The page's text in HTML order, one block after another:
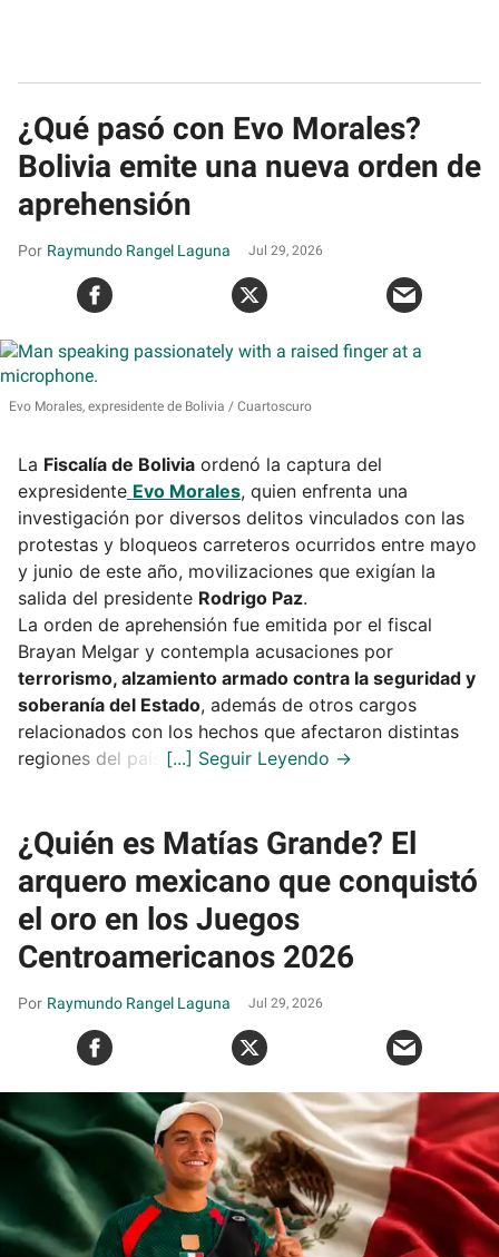
¿Qué pasó con Evo Morales?
Bolivia emite una nueva orden de
aprehensión
Raymundo Rangel Laguna Jul 29, 2026
Evo Morales, expresidente de Bolivia Cuartoscuro
La Fiscalía de Bolivia ordenó la captura del
expresidente Evo Morales, quien enfrenta una
investigación por diversos delitos vinculados con las
protestas y bloqueos carreteros ocurridos entre mayo
y junio de este año, movilizaciones que exigían la
salida del presidente Rodrigo Paz.
La orden de aprehensión fue emitida por el fiscal
Brayan Melgar y contempla acusaciones por
terrorismo, alzamiento armado contra la seguridad y
soberanía del Estado, además de otros cargos
relacionados con los hechos que afectaron distintas
regiones del país.
¿Quién es Matías Grande? El
arquero mexicano que conquistó
el oro en los Juegos
Centroamericanos 2026
Raymundo Rangel Laguna Jul 29, 2026